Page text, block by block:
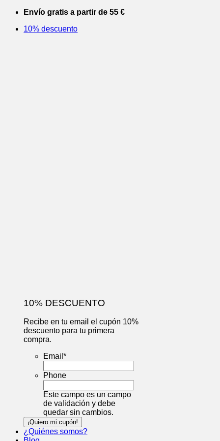
Saltar
contenido
Envío gratis a partir de 55 €
10% descuento
10% DESCUENTO
Recibe en tu email el cupón 10%
descuento para tu primera
compra.
Email *
Phone
Este campo es un campo
de validación y debe
quedar sin cambios.
¿Quiénes somos?